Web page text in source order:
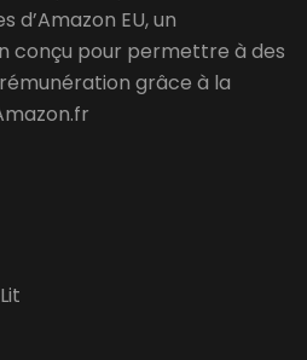
d’Amazon EU, un
conçu pour permettre à des
grâce à la